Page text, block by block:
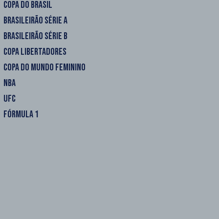
COPA DO BRASIL
BRASILEIRÃO SÉRIE A
BRASILEIRÃO SÉRIE B
COPA LIBERTADORES
COPA DO MUNDO FEMININO
NBA
UFC
FÓRMULA 1